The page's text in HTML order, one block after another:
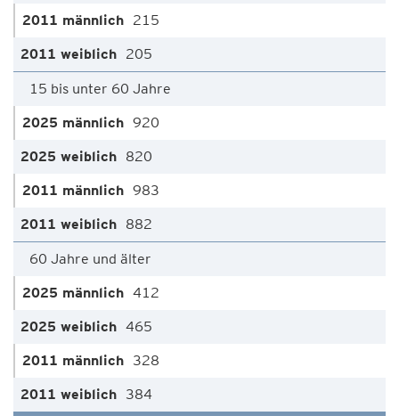
215
205
15 bis unter 60 Jahre
920
820
983
882
60 Jahre und älter
412
465
328
384